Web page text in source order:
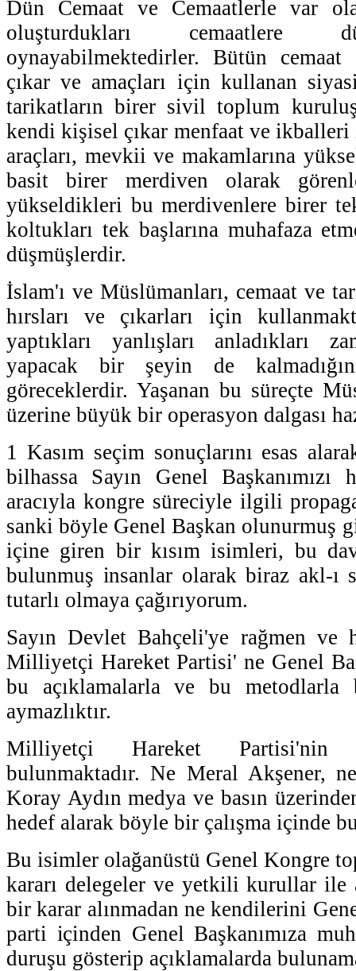
Dün Cemaat ve Cemaatlerle var
oluşturdukları cemaatlere
oynayabilmektedirler. Bütün
çıkar ve amaçları için kullanan
tarikatların birer sivil toplum
kendi kişisel çıkar menfaat ve ikballeri
araçları, mevkii ve makamlarına
basit birer merdiven olarak
yükseldikleri bu merdivenlere birer
koltukları tek başlarına muhafaza
düşmüşlerdir.
İslam'ı ve Müslümanları, cemaat ve
hırsları ve çıkarları için
yaptıkları yanlışları anladıkları
yapacak bir şeyin de
göreceklerdir. Yaşanan bu süreçte
üzerine büyük bir operasyon dalgası
1 Kasım seçim sonuçlarını esas
bilhassa Sayın Genel Başkanımızı
aracıyla kongre süreciyle ilgili
sanki böyle Genel Başkan olunurmuş
içine giren bir kısım isimleri, bu
bulunmuş insanlar olarak biraz akl-ı
tutarlı olmaya çağırıyorum.
Sayın Devlet Bahçeli'ye rağmen ve
Milliyetçi Hareket Partisi' ne Genel
bu açıklamalarla ve bu metodlarla
aymazlıktır.
Milliyetçi Hareket Partisi'nin
bulunmaktadır. Ne Meral Akşener,
Koray Aydın medya ve basın
hedef alarak böyle bir çalışma içinde
Bu isimler olağanüstü Genel Kongre
kararı delegeler ve yetkili kurullar ile
bir karar alınmadan ne kendilerini
parti içinden Genel Başkanımıza
duruşu gösterip açıklamalarda